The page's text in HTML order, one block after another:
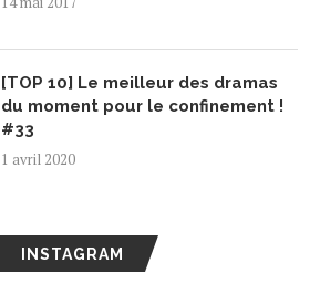
[TOP 10] Le meilleur des dramas
du moment pour le confinement !
#33
1 avril 2020
INSTAGRAM